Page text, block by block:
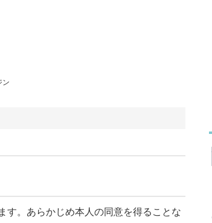
ン
す。あらかじめ本人の同意を得ることな